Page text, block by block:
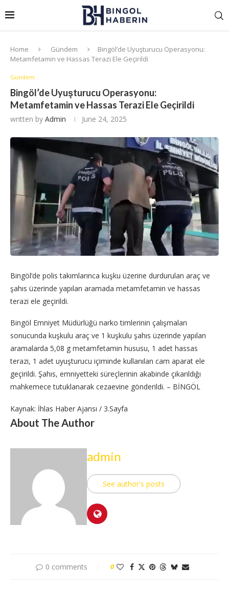
Home Gündem
Bingöl’de Uyuşturucu Operasyonu:
Metamfetamin ve Hassas Terazi Ele Geçirildi
Gündem
Bingöl’de Uyuşturucu Operasyonu:
Metamfetamin ve Hassas Terazi Ele Geçirildi
written by Admin June 24, 2025
Bingöl’de polis takımlarınca kuşku üzerine durdurulan araç ve
şahıs üzerinde yapılan aramada metamfetamin ve hassas
terazi ele geçirildi.
Bingöl Emniyet Müdürlüğü narko timlerinin çalışmaları
sonucunda kuşkulu araç ve 1 kuşkulu şahıs üzerinde yapılan
aramalarda 5,08 g metamfetamin hususu, 1 adet hassas
terazi, 1 adet uyuşturucu içiminde kullanılan cam aparat ele
geçirildi. Şahıs, emniyetteki süreçlerinin akabinde çıkarıldığı
mahkemece tutuklanarak cezaevine gönderildi. – BİNGÖL
Kaynak: İhlas Haber Ajansı / 3.Sayfa
About The Author
admin
See author's posts
0 comments 0